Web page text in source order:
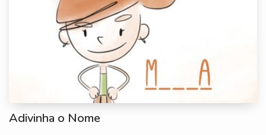
Adivinha o Nome